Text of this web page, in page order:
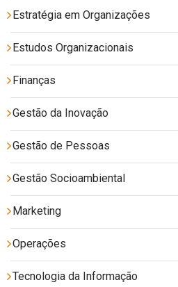
Estratégia em Organizações
Estudos Organizacionais
Finanças
Gestão da Inovação
Gestão de Pessoas
Gestão Socioambiental
Marketing
Operações
Tecnologia da Informação